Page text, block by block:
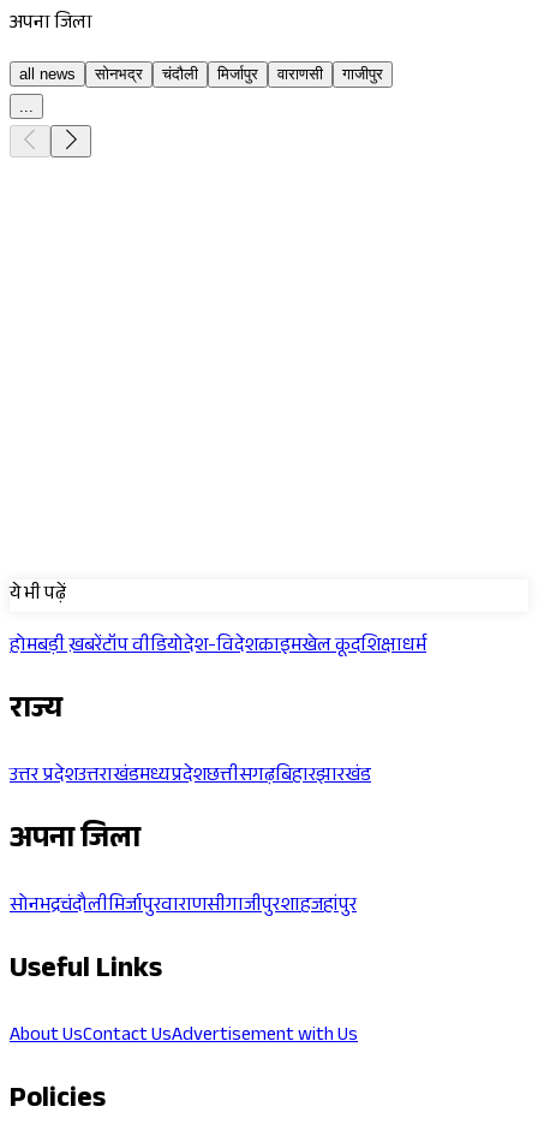
अपना जिला
all news सोनभद्र चंदौली मिर्जापुर वाराणसी
गाजीपुर
...
ये भी पढ़ें
होमबड़ी ख़बरेंटॉप वीडियोदेश-विदेशक्राइमखेल कूदशिक्षाधर्म
राज्य
उत्तर प्रदेशउत्तराखंडमध्यप्रदेशछत्तीसगढ़बिहारझारखंड
अपना जिला
सोनभद्रचंदौलीमिर्जापुरवाराणसीगाजीपुरशाहजहांपुर
Useful Links
About UsContact UsAdvertisement with Us
Policies